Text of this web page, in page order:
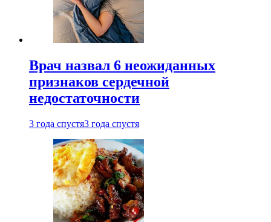
Врач назвал 6 неожиданных
признаков сердечной
недостаточности
3 года спустя3 года спустя